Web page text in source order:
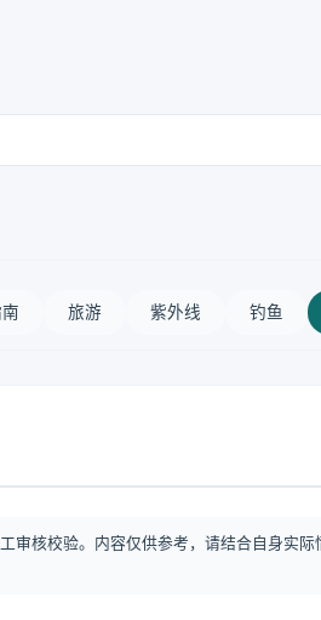
旅游 紫外线 钓鱼
审核校验。内容仅供参考，请结合自身实际